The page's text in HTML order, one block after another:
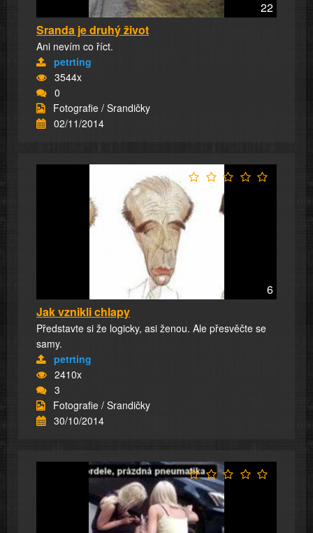
22
Sranda je druhý život
Ani nevím co říct.
petrting
3544x
0
Fotografie / Srandičky
02/11/2014
6
Jak vznikli chlapy
Představte si že logicky, asi ženou. Ale přesvěčte se
samy.
petrting
2410x
3
Fotografie / Srandičky
30/10/2014